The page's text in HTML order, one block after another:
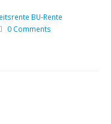
BU-Rente
0 Comments